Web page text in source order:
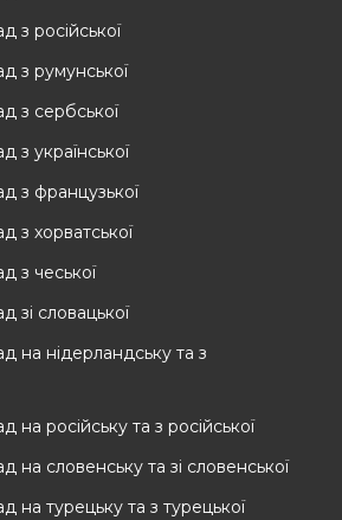
з російської
з румунської
з сербської
з української
з французької
з хорватської
з чеської
зі словацької
на нідерландську та з
російську та з російської
на словенську та зi словенської
на турецьку та з турецької